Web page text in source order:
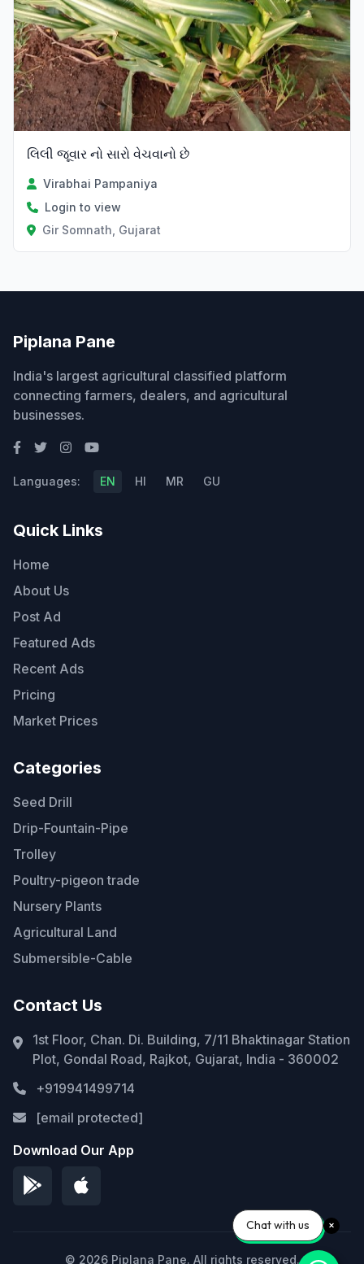
લિલી જૂવાર નો સારો વેચવાનો છે
Virabhai Pampaniya
Login to view
Gir Somnath, Gujarat
Piplana Pane
India's largest agricultural classified platform
connecting farmers, dealers, and agricultural
businesses.
Languages: EN HI MR GU
Quick Links
Home
About Us
Post Ad
Featured Ads
Recent Ads
Pricing
Market Prices
Categories
Seed Drill
Drip-Fountain-Pipe
Trolley
Poultry-pigeon trade
Nursery Plants
Agricultural Land
Submersible-Cable
Contact Us
1st Floor, Chan. Di. Building, 7/11 Bhaktinagar Station
Plot, Gondal Road, Rajkot, Gujarat, India - 360002
+919941499714
[email protected]
Download Our App
© 2026 Piplana Pane. All rights reserved.
Chat with us